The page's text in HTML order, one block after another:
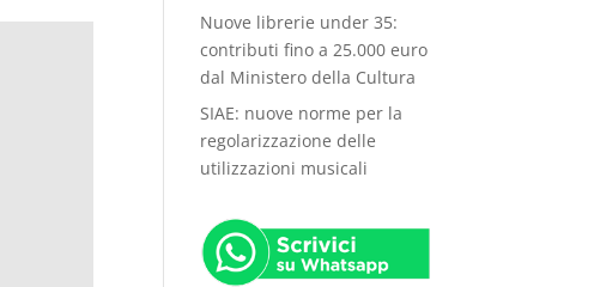
Nuove librerie under 35:
contributi fino a 25.000 euro
dal Ministero della Cultura
SIAE: nuove norme per la
regolarizzazione delle
utilizzazioni musicali